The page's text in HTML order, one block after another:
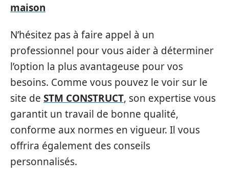
maison
N’hésitez pas à faire appel à un
professionnel pour vous aider à déterminer
l’option la plus avantageuse pour vos
besoins. Comme vous pouvez le voir sur le
site de STM CONSTRUCT, son expertise vous
garantit un travail de bonne qualité,
conforme aux normes en vigueur. Il vous
offrira également des conseils
personnalisés.